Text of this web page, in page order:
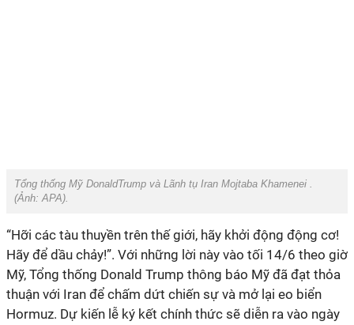
Tổng thống Mỹ DonaldTrump và Lãnh tụ Iran Mojtaba Khamenei .
(Ảnh: APA).
“Hỡi các tàu thuyền trên thế giới, hãy khởi động động cơ!
Hãy để dầu chảy!”. Với những lời này vào tối 14/6 theo giờ
Mỹ, Tổng thống Donald Trump thông báo Mỹ đã đạt thỏa
thuận với Iran để chấm dứt chiến sự và mở lại eo biển
Hormuz. Dự kiến lễ ký kết chính thức sẽ diễn ra vào ngày